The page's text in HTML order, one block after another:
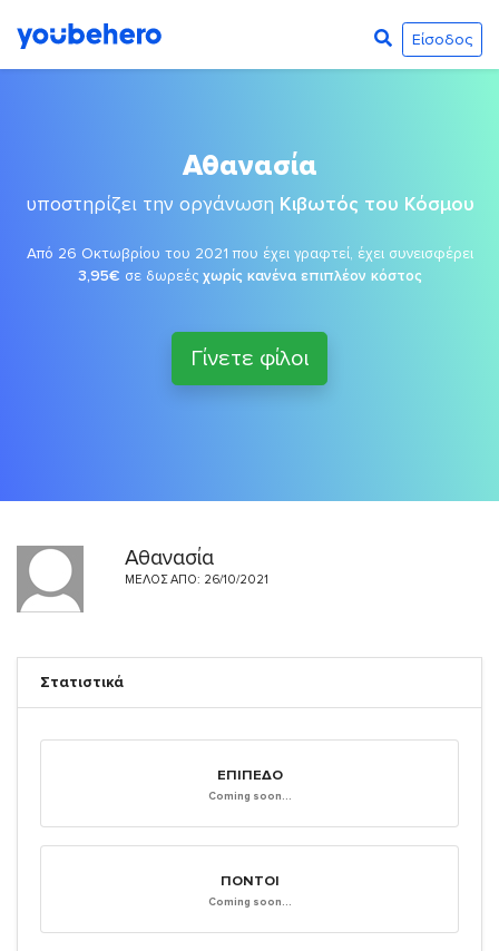
Είσοδος
Αθανασία
υποστηρίζει την οργάνωση Κιβωτός του Κόσμου
Από 26 Οκτωβρίου του 2021 που έχει γραφτεί, έχει συνεισφέρει
3,95€ σε δωρεές χωρίς κανένα επιπλέον κόστος
Γίνετε φίλοι
Αθανασία
ΜΈΛΟΣ ΑΠΌ: 26/10/2021
Στατιστικά
ΕΠΊΠΕΔΟ
Coming soon...
ΠΌΝΤΟΙ
Coming soon...